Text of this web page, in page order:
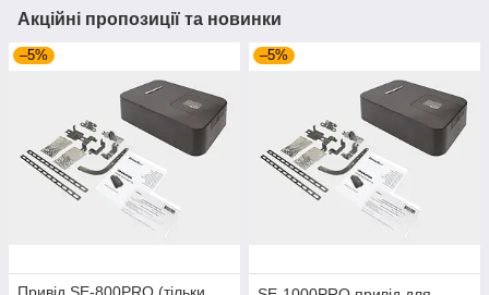
Акційні пропозиції та новинки
–5% –5%